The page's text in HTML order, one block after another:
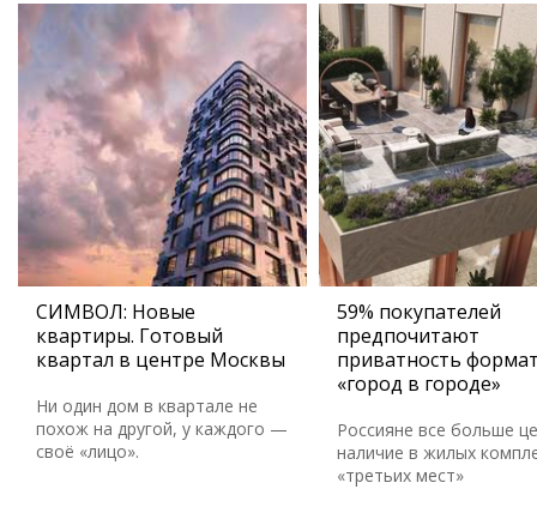
СИМВОЛ: Новые
квартиры. Готовый
квартал в центре Москвы
Ни один дом в квартале не
похож на другой, у каждого —
своё «лицо».
59% покупателей
предпочитают
приватность
«город в городе»
Россияне все больше
наличие в жилых
«третьих мест»